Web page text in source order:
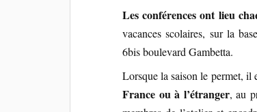
Les conférences ont lieu
vacances scolaires, sur la
6bis boulevard Gambetta.
Lorsque la saison le permet, il
France ou à l’étranger, au